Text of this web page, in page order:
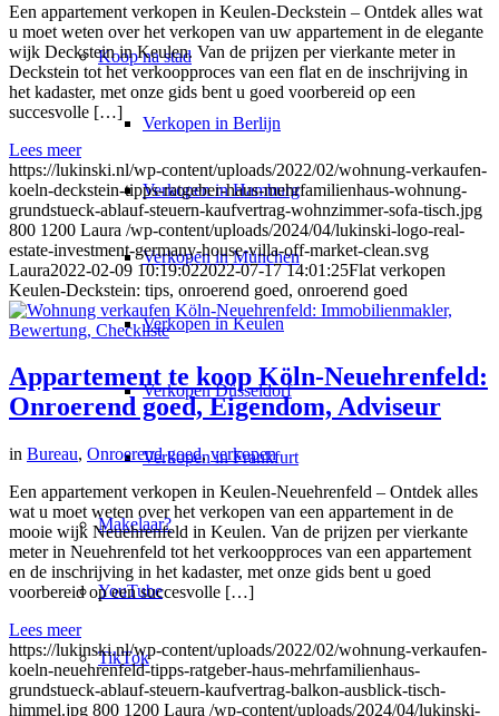
Koop na stad
Verkopen in Berlijn
Verkopen in Hamburg
Verkopen in München
Verkopen in Keulen
Verkopen Düsseldorf
Verkopen in Frankfurt
Makelaar?
YouTube
TikTok
Een appartement verkopen in Keulen-Deckstein – Ontdek alles wat
u moet weten over het verkopen van uw appartement in de elegante
wijk Deckstein in Keulen. Van de prijzen per vierkante meter in
Deckstein tot het verkoopproces van een flat en de inschrijving in
het kadaster, met onze gids bent u goed voorbereid op een
succesvolle […]
Lees meer
https://lukinski.nl/wp-content/uploads/2022/02/wohnung-verkaufen-
koeln-deckstein-tipps-ratgeber-haus-mehrfamilienhaus-wohnung-
grundstueck-ablauf-steuern-kaufvertrag-wohnzimmer-sofa-tisch.jpg
800 1200 Laura /wp-content/uploads/2024/04/lukinski-logo-real-
estate-investment-germany-house-villa-off-market-clean.svg
Laura2022-02-09 10:19:022022-07-17 14:01:25Flat verkopen
Keulen-Deckstein: tips, onroerend goed, onroerend goed
Appartement te koop Köln-Neuehrenfeld:
Onroerend goed, Eigendom, Adviseur
in Bureau, Onroerend goed,verkopen
Een appartement verkopen in Keulen-Neuehrenfeld – Ontdek alles
wat u moet weten over het verkopen van een appartement in de
mooie wijk Neuehrenfeld in Keulen. Van de prijzen per vierkante
meter in Neuehrenfeld tot het verkoopproces van een appartement
en de inschrijving in het kadaster, met onze gids bent u goed
voorbereid op een succesvolle […]
Lees meer
https://lukinski.nl/wp-content/uploads/2022/02/wohnung-verkaufen-
koeln-neuehrenfeld-tipps-ratgeber-haus-mehrfamilienhaus-
grundstueck-ablauf-steuern-kaufvertrag-balkon-ausblick-tisch-
himmel.jpg 800 1200 Laura /wp-content/uploads/2024/04/lukinski-